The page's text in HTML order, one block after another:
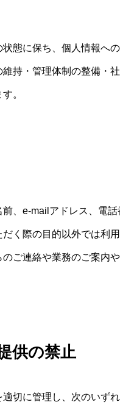
態に保ち、個人情報へ
持・管理体制の整備・
。
、e-mailアドレス、電
く際の目的以外では利用
ご連絡や業務のご案内
供の禁止
切に管理し、次のいず